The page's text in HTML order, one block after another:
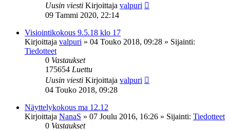
Uusin viesti Kirjoittaja valpuri
09 Tammi 2020, 22:14
Visiointikokous 9.5.18 klo 17
Kirjoittaja valpuri » 04 Touko 2018, 09:28 » Sijainti:
Tiedotteet
0 Vastaukset
175654 Luettu
Uusin viesti Kirjoittaja valpuri
04 Touko 2018, 09:28
Näyttelykokous ma 12.12
Kirjoittaja NanaS » 07 Joulu 2016, 16:26 » Sijainti: Tiedotteet
0 Vastaukset